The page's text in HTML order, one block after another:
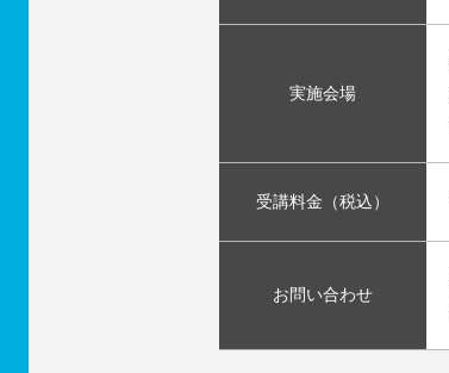
実施会場
受講料金（税込）
お問い合わせ